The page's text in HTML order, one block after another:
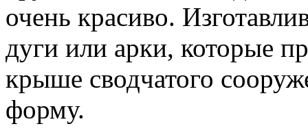
очень красиво.
дуги или арки, которые
крыше сводчатого
форму.